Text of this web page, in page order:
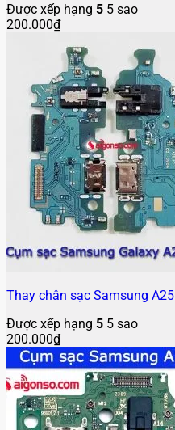
Được xếp hạng 5 5 sao
200.000₫
Thay chân sạc Samsung A25
Được xếp hạng 5 5 sao
200.000₫